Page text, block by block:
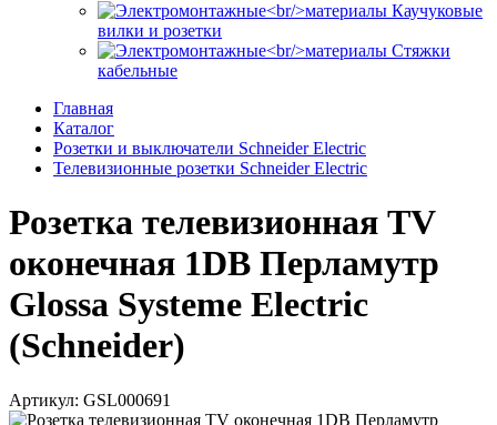
Каучуковые
вилки и розетки
Стяжки
кабельные
Главная
Каталог
Розетки и выключатели Schneider Electric
Телевизионные розетки Schneider Electric
Розетка телевизионная TV
оконечная 1DB Перламутр
Glossa Systeme Electric
(Schneider)
Артикул: GSL000691